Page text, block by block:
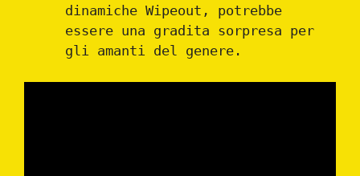
dinamiche Wipeout, potrebbe
essere una gradita sorpresa per
gli amanti del genere.